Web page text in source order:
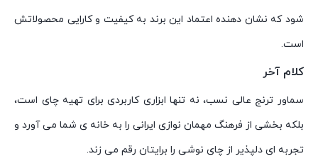
شود که نشان دهنده اعتماد این برند به کیفیت و کارایی محصولاتش
است.
کلام آخر
سماور ترنج عالی نسب، نه تنها ابزاری کاربردی برای تهیه چای است،
بلکه بخشی از فرهنگ مهمان نوازی ایرانی را به خانه ی شما می آورد و
تجربه ای دلپذیر از چای نوشی را برایتان رقم می زند.